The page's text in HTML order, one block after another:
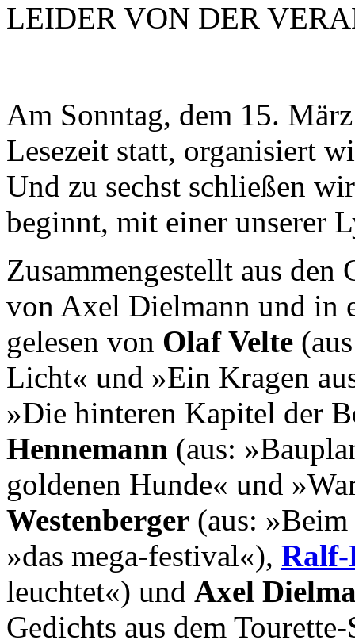
LEIDER VON DER
Am Sonntag, dem 15.
Lesezeit statt, organisiert
Und zu sechst schließen
beginnt, mit einer unserer
Zusammengestellt aus den
von Axel Dielmann und in
gelesen von Olaf Velte
Licht« und »Ein Kragen
»Die hinteren Kapitel der
Hennemann (aus:
goldenen Hunde« und
Westenberger (aus:
»das mega-festival«), Ralf-
leuchtet«) und Axel
Gedichts aus dem